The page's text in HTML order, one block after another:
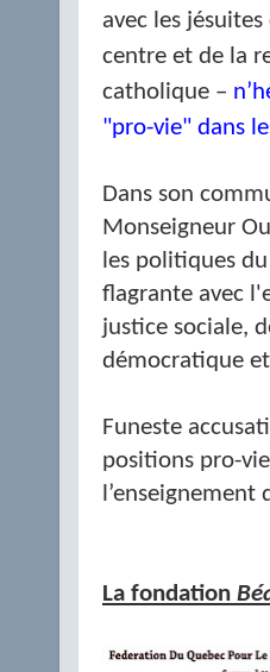
avec les
centre et de la
catholique –
"pro-vie" dans
Dans son
Monseigneur
les politiques
flagrante avec
justice sociale,
démocratique
Funeste
positions pro-
l’enseignement
La fondation